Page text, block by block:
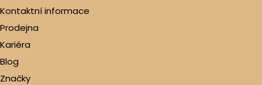
Kontaktní informace
Prodejna
Kariéra
Blog
Značky